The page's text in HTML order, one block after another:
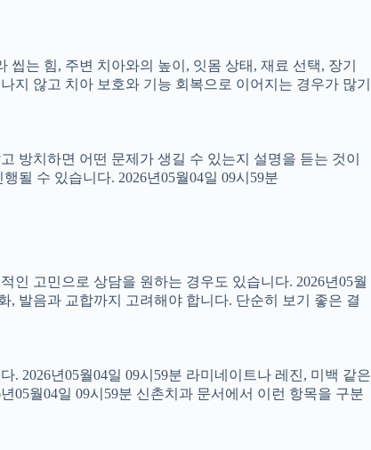
는 힘, 주변 치아와의 높이, 잇몸 상태, 재료 선택, 장기
않고 치아 보호와 기능 회복으로 이어지는 경우가 많기
방치하면 어떤 문제가 생길 수 있는지 설명을 듣는 것이
될 수 있습니다. 2026년05월04일 09시59분
인 고민으로 상담을 원하는 경우도 있습니다. 2026년05월
, 발음과 교합까지 고려해야 합니다. 단순히 보기 좋은 결
. 2026년05월04일 09시59분 라미네이트나 레진, 미백 같은
05월04일 09시59분 신촌치과 문서에서 이런 항목을 구분